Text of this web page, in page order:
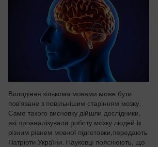
Володіння кількома мовами може бути
пов'язане з повільнішим старінням мозку.
Саме такого висновку дійшли дослідники,
які проаналізували роботу мозку людей із
різним рівнем мовної підготовки,передають
Патріоти України. Науковці пояснюють, що